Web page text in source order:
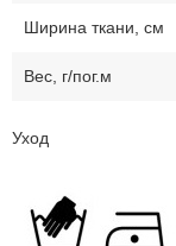
Ширина ткани, см
Вес, г/пог.м
Уход